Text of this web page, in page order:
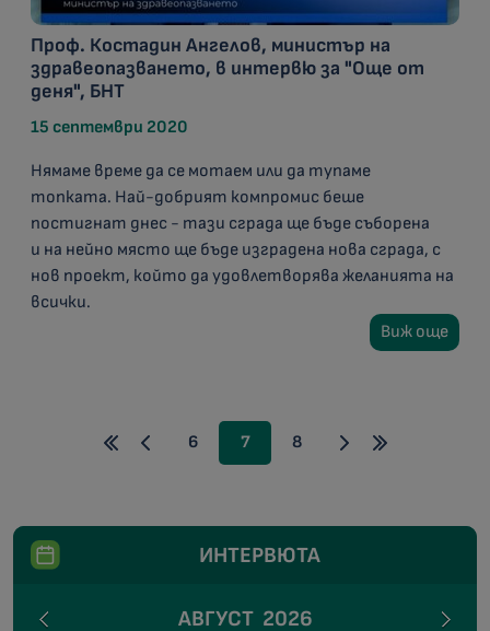
Проф. Костадин Ангелов, министър на
здравеопазването, в интервю за "Още от
деня", БНТ
15 септември 2020
Нямаме време да се мотаем или да тупаме
топката. Най-добрият компромис беше
постигнат днес - тази сграда ще бъде съборена
и на нейно място ще бъде изградена нова сграда, с
нов проект, който да удовлетворява желанията на
всички.
Виж още
6 7 8
ИНТЕРВЮТА
АВГУСТ 2026